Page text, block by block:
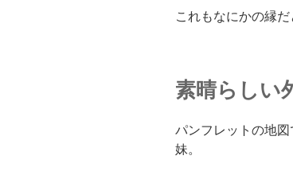
これもなにかの縁
素晴らしい
パンフレットの地
妹。